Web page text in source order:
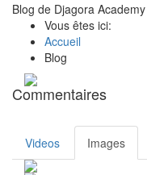
Blog de Djagora Academy
Vous êtes ici:
Accueil
Blog
Commentaires
Videos Images